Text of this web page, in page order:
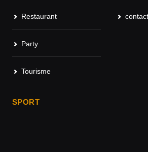
Restaurant
Party
Tourisme
SPORT